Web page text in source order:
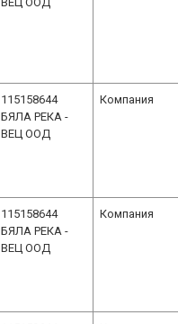
115158644
БЯЛА РЕКА -
ВЕЦ ООД
Компания
115158644
БЯЛА РЕКА -
ВЕЦ ООД
Компания